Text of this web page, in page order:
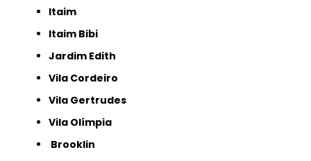
Itaim
Itaim Bibi
Jardim Edith
Vila Cordeiro
Vila Gertrudes
Vila Olímpia
Brooklin